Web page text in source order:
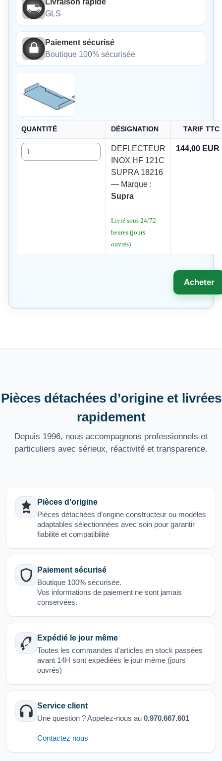
Livraison rapide
GLS
Paiement sécurisé
Boutique 100% sécurisée
QUANTITÉ DÉSIGNATION TARIF TTC
Quantité
DEFLECTEUR
INOX HF 121C
SUPRA 18216
— Marque :
Supra
Livré sous 24/72
heures (jours
ouvrés)
144,00 EUR
Acheter
Pièces détachées d’origine et livrées
rapidement
Depuis 1996, nous accompagnons professionnels et
particuliers avec sérieux, réactivité et transparence.
Pièces d'origine
Pièces détachées d’origine constructeur ou modèles
adaptables sélectionnées avec soin pour garantir
fiabilité et compatibilité
Paiement sécurisé
Boutique 100% sécurisée.
Vos informations de paiement ne sont jamais
conservées.
Expédié le jour même
Toutes les commandes d'articles en stock passées
avant 14H sont expédiées le jour même (jours
ouvrés)
Service client
Une question ? Appelez-nous au 0.970.667.601
Contactez nous